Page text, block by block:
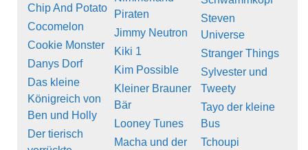
Chip And Potato
Cocomelon
Cookie Monster
Danys Dorf
Das kleine
Königreich von
Ben und Holly
Der tierisch
Piraten
Jimmy Neutron
Kiki 1
Kim Possible
Kleiner Brauner
Bär
Looney Tunes
Macha und der
Steven
Universe
Stranger Things
Sylvester und
Tweety
Tayo der kleine
Bus
Tchoupi